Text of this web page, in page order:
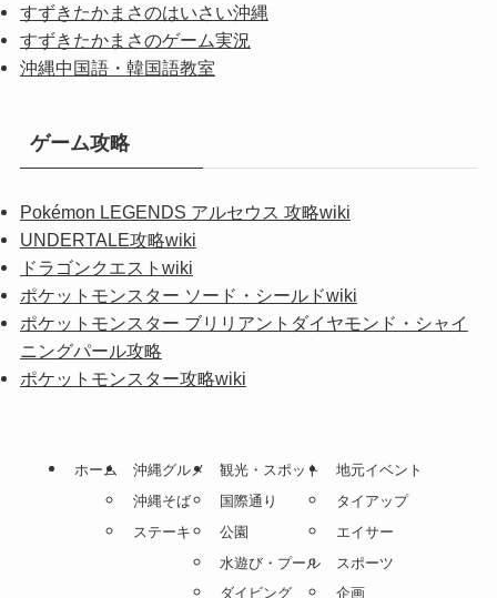
すずきたかまさのはいさい沖縄
すずきたかまさのゲーム実況
沖縄中国語・韓国語教室
ゲーム攻略
Pokémon LEGENDS アルセウス 攻略wiki
UNDERTALE攻略wiki
ドラゴンクエストwiki
ポケットモンスター ソード・シールドwiki
ポケットモンスター ブリリアントダイヤモンド・シャイ
ニングパール攻略
ポケットモンスター攻略wiki
ホーム
沖縄グルメ
沖縄そば
ステーキ
観光・スポット
国際通り
公園
水遊び・プール
ダイビング
地元イベント
タイアップ
エイサー
スポーツ
企画